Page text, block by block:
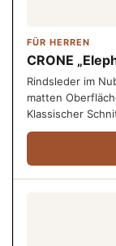
FÜR HERREN
CRONE
Rindsleder im
matten
Klassischer